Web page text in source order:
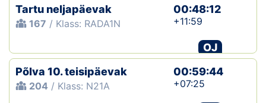
Tartu neljapäevak
167 / Klass: RADA1N
00:48:12
+11:59
OJ
Põlva 10. teisipäevak
204 / Klass: N21A
00:59:44
+07:25